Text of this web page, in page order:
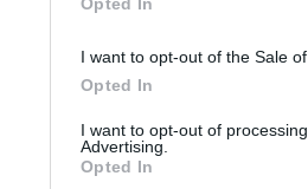
I want to opt-out of the Sale
Opted In
I want to opt-out of
Advertising.
Opted InΣχετικά Άρθρα